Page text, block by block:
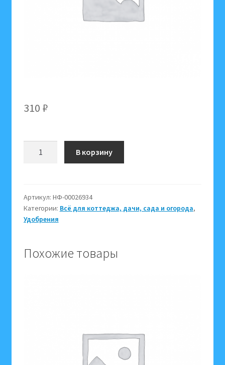
310 ₽
навоза
1
л
Florizel
В корзину
Артикул: НФ-00026934
Категории: Всё для коттеджа, дачи, сада и огорода,
Удобрения
Похожие товары